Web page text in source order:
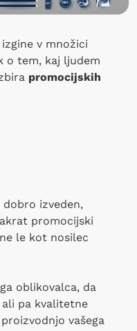
v množici
o tem, kaj ljudem
promocijskih
dobro izveden,
promocijski
le kot nosilec
oblikovalca, da
pa kvalitetne
vašega